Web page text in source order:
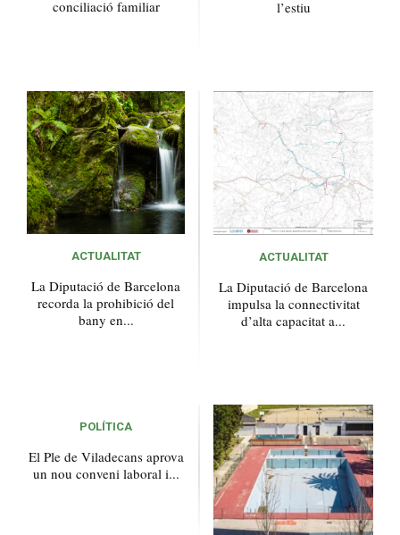
conciliació familiar
l’estiu
ACTUALITAT
La Diputació de Barcelona
recorda la prohibició del
bany en...
ACTUALITAT
La Diputació de Barcelona
impulsa la connectivitat
d’alta capacitat a...
POLÍTICA
El Ple de Viladecans aprova
un nou conveni laboral i...